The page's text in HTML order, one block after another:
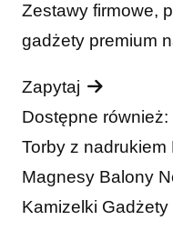
Zestawy firmowe,
gadżety premium
Zapytaj
Dostępne również:
Torby z nadrukiem
Magnesy Balony
Kamizelki